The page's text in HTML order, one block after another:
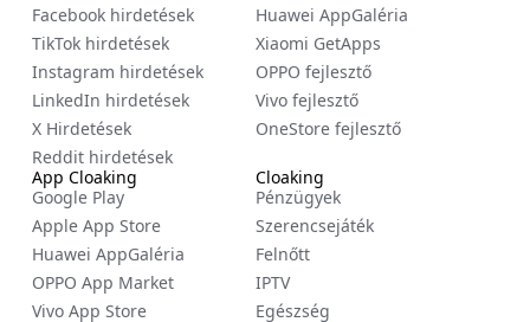
Facebook hirdetések
TikTok hirdetések
Instagram hirdetések
LinkedIn hirdetések
X Hirdetések
Reddit hirdetések
Cloaking
Pénzügyek
Szerencsejáték
Felnőtt
IPTV
Egészség
Huawei AppGaléria
Xiaomi GetApps
OPPO fejlesztő
Vivo fejlesztő
OneStore fejlesztő
App Cloaking
Google Play
Apple App Store
Huawei AppGaléria
OPPO App Market
Vivo App Store